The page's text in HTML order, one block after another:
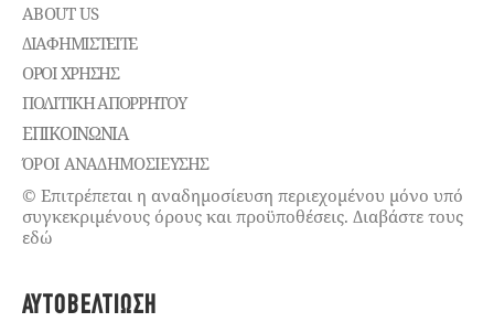
ABOUT US
ΔΙΑΦΗΜΙΣΤΕΊΤΕ
ΌΡΟΙ ΧΡΉΣΗΣ
ΠΟΛΙΤΙΚΉ ΑΠΟΡΡΉΤΟΥ
ΕΠΙΚΟΙΝΩΝΊΑ
ΌΡΟΙ ΑΝΑΔΗΜΟΣΙΕΥΣΗΣ
© Επιτρέπεται η αναδημοσίευση περιεχομένου μόνο υπό
συγκεκριμένους όρους και προϋποθέσεις. Διαβάστε τους
εδώ
ΑΥΤΟΒΕΛΤΊΩΣΗ